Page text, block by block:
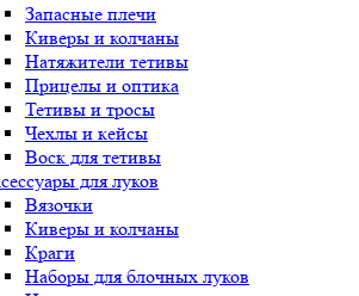
Запасные плечи
Киверы и колчаны
Натяжители тетивы
Прицелы и оптика
Тетивы и тросы
Чехлы и кейсы
Воск для тетивы
для луков
Вязочки
Киверы и колчаны
Краги
Наборы для блочных луков